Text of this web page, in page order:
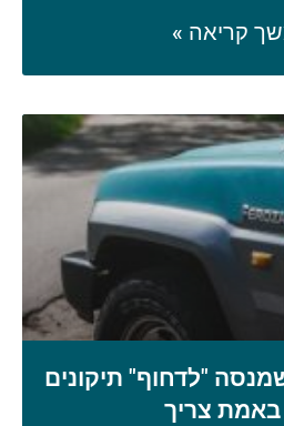
קריאה »
"לדחוף" תיקונים
צריך